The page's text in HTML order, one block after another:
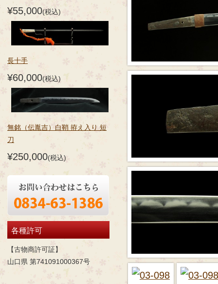
¥55,000(税込)
長十手
¥60,000(税込)
無銘（伝胤吉）白鞘 拵え入り 短
刀
¥250,000(税込)
各種許可
【古物商許可証】
山口県 第741091000367号